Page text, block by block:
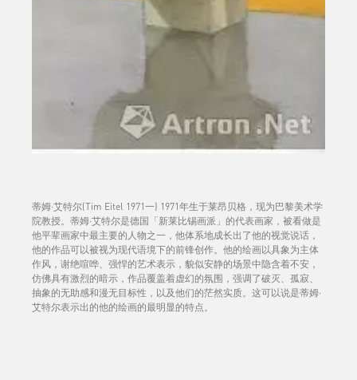
蒂姆·艾特尔(Tim Eitel 1971一) 1971年生于莱昂贝格，现为巴黎美术学
院教授。蒂姆·艾特尔是德国「新莱比锡画派」的代表画家，被看做是
他平辈画家中最主要的人物之一，他体系地成长出了他的视觉说话，
他的作品可以被视为现代语境下的前锋创作。他的绘画以具象为主体
作风，谢绝喧哗、强悍的艺术表示，貌似安静的场景中隐含着不安，
仿佛具有激烈的暗示，作品覆盖着虚幻的氛围，强调了破灭、孤寂、
抽象的无助感和漫无目标性，以及他们的茫然实质。这可以说是蒂姆·
艾特尔表示出的他的绘画的最明显的特点。